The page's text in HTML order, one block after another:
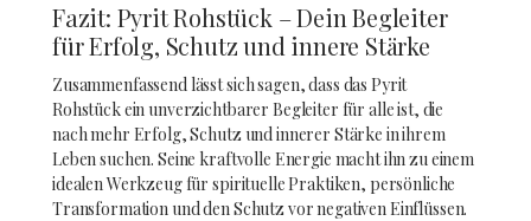
Fazit: Pyrit Rohstück – Dein Begleiter
für Erfolg, Schutz und innere Stärke
Zusammenfassend lässt sich sagen, dass das Pyrit
Rohstück ein unverzichtbarer Begleiter für alle ist, die
nach mehr Erfolg, Schutz und innerer Stärke in ihrem
Leben suchen. Seine kraftvolle Energie macht ihn zu einem
idealen Werkzeug für spirituelle Praktiken, persönliche
Transformation und den Schutz vor negativen Einflüssen.